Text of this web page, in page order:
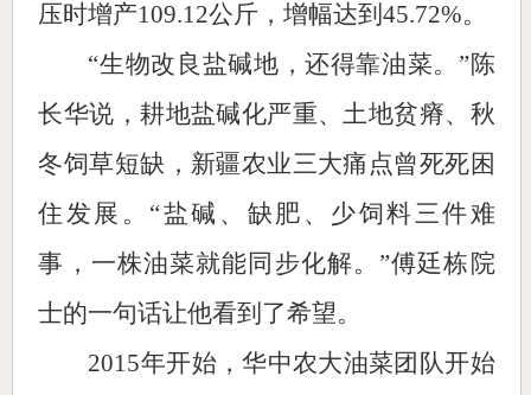
压时增产109.12公斤，增幅达到45.72%。
“生物改良盐碱地，还得靠油菜。”陈
长华说，耕地盐碱化严重、土地贫瘠、秋
冬饲草短缺，新疆农业三大痛点曾死死困
住发展。“盐碱、缺肥、少饲料三件难
事，一株油菜就能同步化解。”傅廷栋院
士的一句话让他看到了希望。
2015年开始，华中农大油菜团队开始